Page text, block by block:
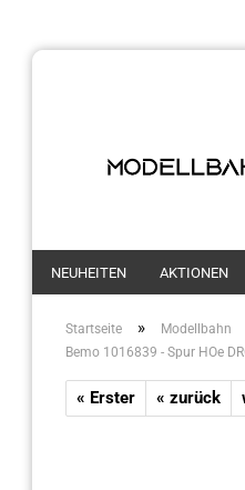
NEUHEITEN AKTIONEN
Startseite » Modellbahn
Bemo 1016839 - Spur HOe
« Erster « zurück